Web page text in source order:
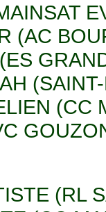
(AC
(CC
(RL